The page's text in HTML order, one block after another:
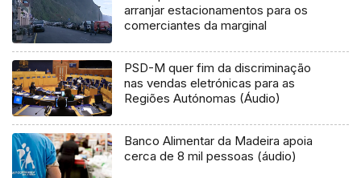
arranjar estacionamentos para os
comerciantes da marginal
PSD-M quer fim da discriminação
nas vendas eletrónicas para as
Regiões Autónomas (Áudio)
Banco Alimentar da Madeira apoia
cerca de 8 mil pessoas (áudio)